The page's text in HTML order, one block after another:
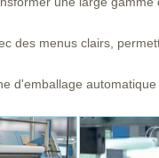
des menus clairs,
d'emballage automatique